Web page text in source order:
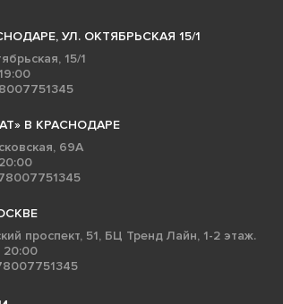
УЛ. ОКТЯБРЬСКАЯ 15/1
15/1
В КРАСНОДАРЕ
69А
проспект, 51, БЦ Тренд Лайн, 1-2 этаж.
20:00